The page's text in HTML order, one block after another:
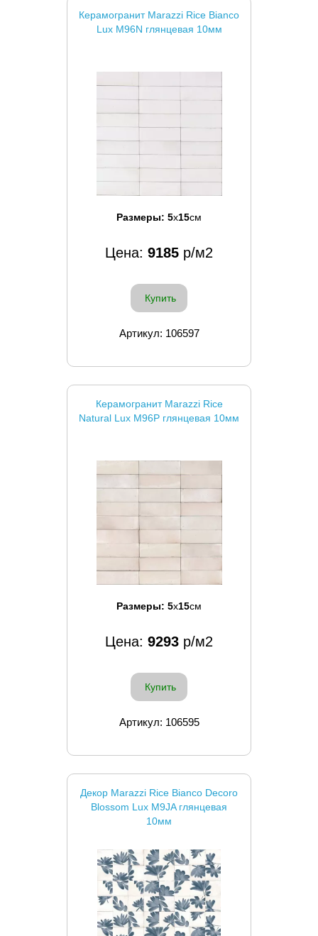
Керамогранит Marazzi Rice Bianco
Lux M96N глянцевая 10мм
Размеры: 5x15см
Цена: 9185 р/м2
Купить
Артикул: 106597
Керамогранит Marazzi Rice
Natural Lux M96P глянцевая 10мм
Размеры: 5x15см
Цена: 9293 р/м2
Купить
Артикул: 106595
Декор Marazzi Rice Bianco Decoro
Blossom Lux M9JA глянцевая
10мм